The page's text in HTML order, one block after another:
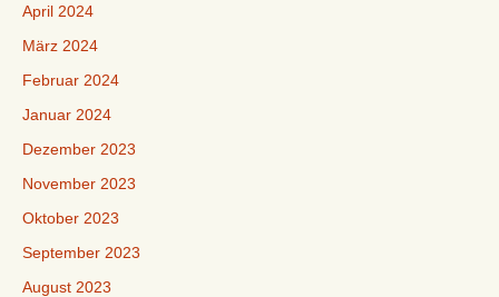
April 2024
März 2024
Februar 2024
Januar 2024
Dezember 2023
November 2023
Oktober 2023
September 2023
August 2023